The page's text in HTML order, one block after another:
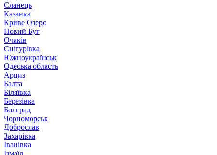
Єланець
Казанка
Криве Озеро
Новий Буг
Очаків
Снігурівка
Южноукраїнськ
Одеська область
Арциз
Балта
Біляївка
Березівка
Болград
Чорноморськ
Доброслав
Захарівка
Іванівка
Ізмаїл